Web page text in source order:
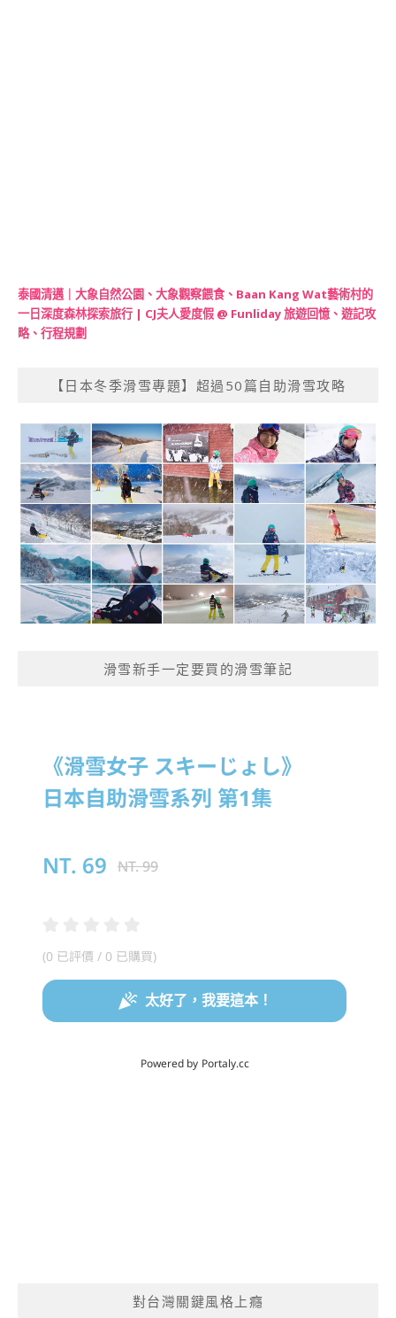
泰國清邁｜大象自然公園、大象觀察餵食、Baan Kang Wat藝術村的
一日深度森林探索旅行 | CJ夫人愛度假 @ Funliday 旅遊回憶、遊記攻
略、行程規劃
【日本冬季滑雪專題】超過50篇自助滑雪攻略
滑雪新手一定要買的滑雪筆記
對台灣關鍵風格上癮